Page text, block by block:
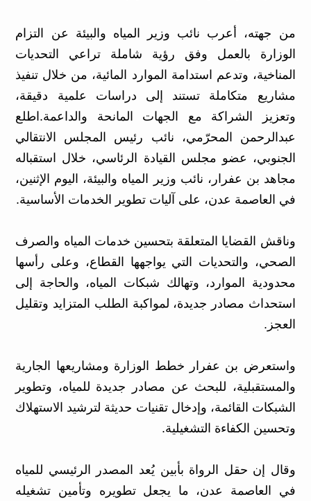
من جهته، أعرب نائب وزير المياه والبيئة عن التزام
الوزارة بالعمل وفق رؤية شاملة تراعي التحديات
المناخية، وتدعم استدامة الموارد المائية، من خلال تنفيذ
مشاريع متكاملة تستند إلى دراسات علمية دقيقة،
وتعزيز الشراكة مع الجهات المانحة والداعمة.اطلع
عبدالرحمن المحرّمي، نائب رئيس المجلس الانتقالي
الجنوبي، عضو مجلس القيادة الرئاسي، خلال استقباله
مجاهد بن عفرار، نائب وزير المياه والبيئة، اليوم الإثنين،
في العاصمة عدن، على آليات تطوير الخدمات الأساسية.
وناقش القضايا المتعلقة بتحسين خدمات المياه والصرف
الصحي، والتحديات التي يواجهها القطاع، وعلى رأسها
محدودية الموارد، وتهالك شبكات المياه، والحاجة إلى
استحداث مصادر جديدة، لمواكبة الطلب المتزايد وتقليل
العجز.
واستعرض بن عفرار خطط الوزارة ومشاريعها الجارية
والمستقبلية، للبحث عن مصادر جديدة للمياه، وتطوير
الشبكات القائمة، وإدخال تقنيات حديثة لترشيد الاستهلاك
وتحسين الكفاءة التشغيلية.
وقال إن حقل الرواة بأبين يُعد المصدر الرئيسي للمياه
في العاصمة عدن، ما يجعل تطويره وتأمين تشغيله